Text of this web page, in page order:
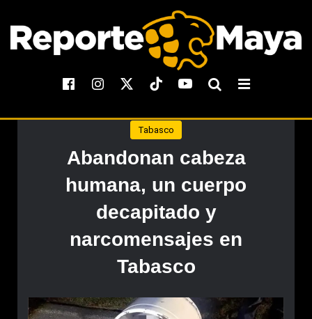
Tabasco
Abandonan cabeza
humana, un cuerpo
decapitado y
narcomensajes en
Tabasco